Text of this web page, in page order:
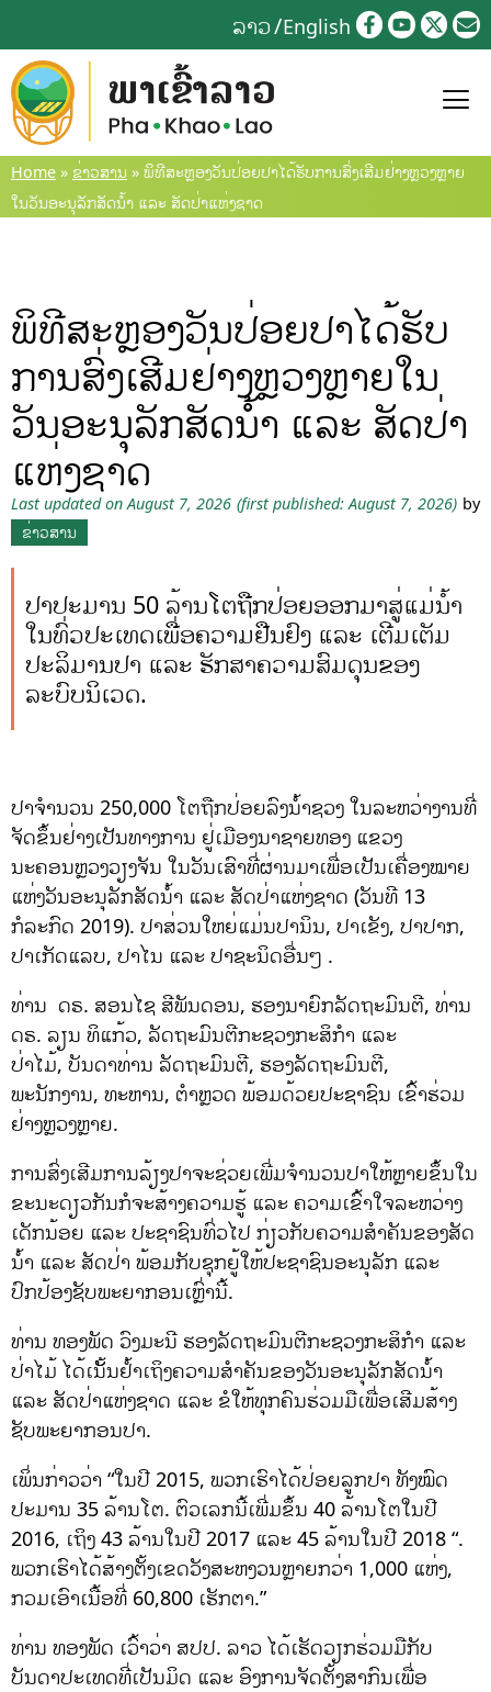
to
content
ລາວ English
Home » ຂ່າວສານ » ພິທີສະຫຼອງວັນປ່ອຍປາໄດ້ຮັບການສົ່ງເສີມຢ່າງຫຼວງຫຼາຍ
ໃນວັນອະນຸລັກສັດນໍ້າ ແລະ ສັດປ່າແຫ່ງຊາດ
ພິທີສະຫຼອງວັນປ່ອຍປາໄດ້ຮັບ
ການສົ່ງເສີມຢ່າງຫຼວງຫຼາຍໃນ
ວັນອະນຸລັກສັດນໍ້າ ແລະ ສັດປ່າ
ແຫ່ງຊາດ
Last updated on August 7, 2026 (first published: August 7, 2026) by
ຂ່າວສານ
ປາປະມານ 50 ລ້ານໂຕຖືກປ່ອຍອອກມາສູ່ແມ່ນໍ້າ
ໃນທົ່ວປະເທດເພື່ອຄວາມຢືນຢົງ ແລະ ເຕີມເຕັມ
ປະລິມານປາ ແລະ ຮັກສາຄວາມສົມດຸນຂອງ
ລະບົບນິເວດ.
ປາຈຳນວນ 250,000 ໂຕຖືກປ່ອຍລົງນ້ຳຊວງ ໃນລະຫວ່າງານທີ່
ຈັດຂຶ້ນຢ່າງເປັນທາງການ ຢູ່ເມືອງນາຊາຍທອງ ແຂວງ
ນະຄອນຫຼວງວຽງຈັນ ໃນວັນເສົາທີ່ຜ່ານມາເພື່ອເປັນເຄື່ອງໝາຍ
ແຫ່ງວັນອະນຸລັກສັດນໍ້າ ແລະ ສັດປ່າແຫ່ງຊາດ (ວັນທີ 13
ກໍລະກົດ 2019). ປາສ່ວນໃຫຍ່ແມ່ນປານິນ, ປາເຂັງ, ປາປາກ,
ປາເກັດແລບ, ປາໄນ ແລະ ປາຊະນິດອື່ນໆ .
ທ່ານ ດຣ. ສອນໄຊ ສີພັນດອນ, ຮອງນາຍົກລັດຖະມົນຕີ, ທ່ານ
ດຣ. ລຽນ ທິແກ້ວ, ລັດຖະມົນຕີກະຊວງກະສິກຳ ແລະ
ປ່າໄມ້, ບັນດາທ່ານ ລັດຖະມົນຕີ, ຮອງລັດຖະມົນຕີ,
ພະນັກງານ, ທະຫານ, ຕຳຫຼວດ ພ້ອມດ້ວຍປະຊາຊົນ ເຂົ້າຮ່ວມ
ຢ່າງຫຼວງຫຼາຍ.
ການສົ່ງເສີມການລ້ຽງປາຈະຊ່ວຍເພີ່ມຈຳນວນປາໃຫ້ຫຼາຍຂຶ້ນໃນ
ຂະນະດຽວກັນກໍຈະສ້າງຄວາມຮູ້ ແລະ ຄວາມເຂົ້າໃຈລະຫວ່າງ
ເດັກນ້ອຍ ແລະ ປະຊາຊົນທົ່ວໄປ ກ່ຽວກັບຄວາມສໍາຄັນຂອງສັດ
ນ້ໍາ ແລະ ສັດປ່າ ພ້ອມກັບຊຸກຍູ້ໃຫ້ປະຊາຊົນອະນຸລັກ ແລະ
ປົກປ້ອງຊັບພະຍາກອນເຫຼົ່ານີ້.
ທ່ານ ທອງພັດ ວົງມະນີ ຮອງລັດຖະມົນຕີກະຊວງກະສິກຳ ແລະ
ປ່າໄມ້ ໄດ້ເນັັ້ນຢ້ຳເຖິງຄວາມສຳຄັນຂອງວັນອະນຸລັກສັດນໍ້າ
ແລະ ສັດປ່າແຫ່ງຊາດ ແລະ ຂໍໃຫ້ທຸກຄົນຮ່ວມມືເພື່ອເສີມສ້າງ
ຊັບພະຍາກອນປາ.
ເພິ່ນກ່າວວ່າ “ໃນປີ 2015, ພວກເຮົາໄດ້ປ່ອຍລູກປາ ທັງໝົດ
ປະມານ 35 ລ້ານໂຕ. ຕົວເລກນີ້ເພີ່ມຂຶ້ນ 40 ລ້ານໂຕໃນປີ
2016, ເຖິງ 43 ລ້ານໃນປີ 2017 ແລະ 45 ລ້ານໃນປີ 2018 “.
ພວກເຮົາໄດ້ສ້າງຕັ້ງເຂດວັງສະຫງວນຫຼາຍກວ່າ 1,000 ແຫ່ງ,
ກວມເອົາເນື້ອທີ່ 60,800 ເຮັກຕາ.”
ທ່ານ ທອງພັດ ເວົ້າວ່າ ສປປ. ລາວ ໄດ້ເຮັດວຽກຮ່ວມມືກັບ
ບັນດາປະເທດທີ່ເປັນມິດ ແລະ ອົງການຈັດຕັ້ງສາກົນເພື່ອ